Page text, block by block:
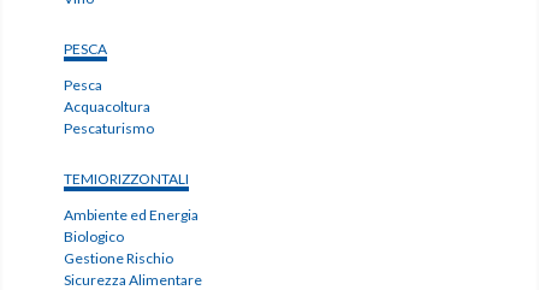
PESCA
Pesca
Acquacoltura
Pescaturismo
TEMIORIZZONTALI
Ambiente ed Energia
Biologico
Gestione Rischio
Sicurezza Alimentare